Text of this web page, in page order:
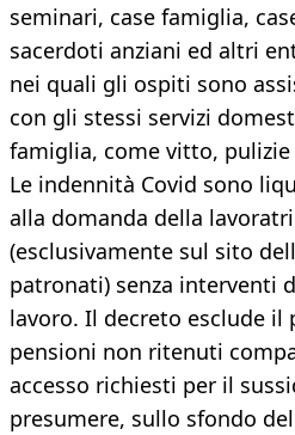
seminari, case famiglia,
sacerdoti anziani ed altri
nei quali gli ospiti sono
con gli stessi servizi
famiglia, come vitto, pulizie
Le indennità Covid sono
alla domanda della
(esclusivamente sul sito
patronati) senza interventi
lavoro. Il decreto esclude il
pensioni non ritenuti
accesso richiesti per il
presumere, sullo sfondo